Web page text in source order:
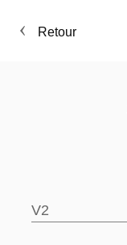
Retour
V2